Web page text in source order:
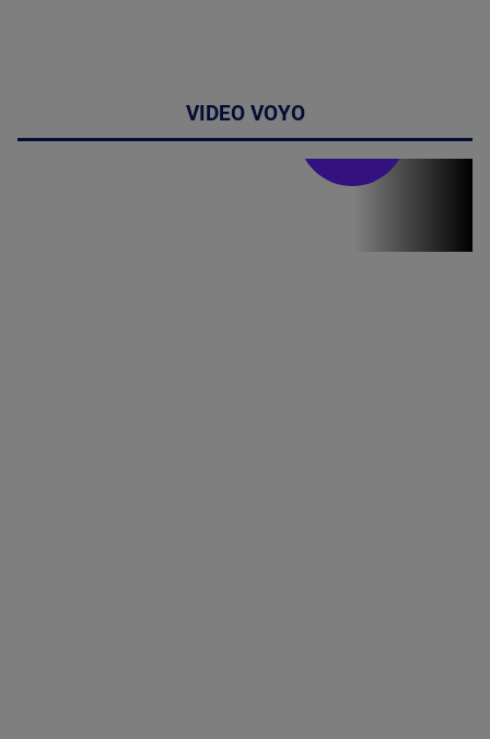
VIDEO VOYO
Stirile PRO TV